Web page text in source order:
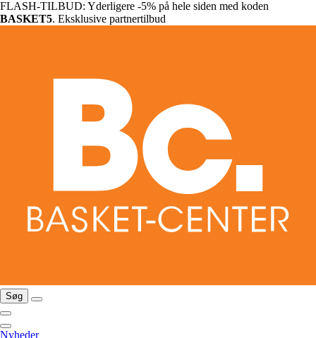
FLASH-TILBUD: Yderligere -5% på hele siden med koden
BASKET5. Eksklusive partnertilbud
Søg
Nyheder